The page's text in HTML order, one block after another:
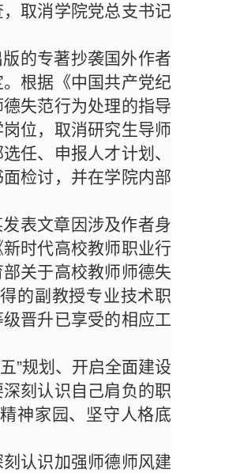
取消学院党总支书记
的专著抄袭国外作者
根据《中国共产党纪
失范行为处理的指导
位，取消研究生导师
任、申报人才计划、
检讨，并在学院内部
表文章因涉及作者身
时代高校教师职业行
关于高校教师师德失
的副教授专业技术职
晋升已享受的相应工
”规划、开启全面建设
刻认识自己肩负的职
神家园、坚守人格底
认识加强师德师风建